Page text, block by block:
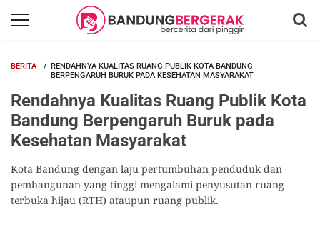
BERITA
RENDAHNYA KUALITAS RUANG PUBLIK KOTA BANDUNG
BERPENGARUH BURUK PADA KESEHATAN MASYARAKAT
Rendahnya Kualitas Ruang Publik Kota
Bandung Berpengaruh Buruk pada
Kesehatan Masyarakat
Kota Bandung dengan laju pertumbuhan penduduk dan
pembangunan yang tinggi mengalami penyusutan ruang
terbuka hijau (RTH) ataupun ruang publik.